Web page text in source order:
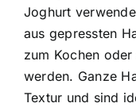
Joghurt
aus gepressten
zum Kochen
werden. Ganze
Textur und sind